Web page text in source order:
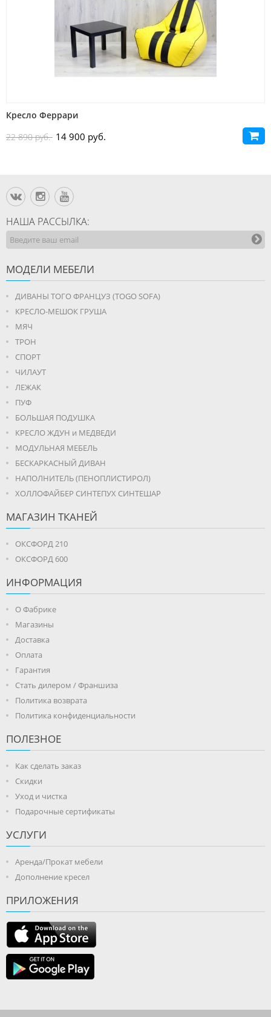
Кресло Феррари
22 890 руб. 14 900 руб.
НАША РАССЫЛКА:
МОДЕЛИ МЕБЕЛИ
ДИВАНЫ ТОГО ФРАНЦУЗ (TOGO SOFA)
КРЕСЛО-МЕШОК ГРУША
МЯЧ
ТРОН
СПОРТ
ЧИЛАУТ
ЛЕЖАК
ПУФ
БОЛЬШАЯ ПОДУШКА
КРЕСЛО ЖДУН и МЕДВЕДИ
МОДУЛЬНАЯ МЕБЕЛЬ
БЕСКАРКАСНЫЙ ДИВАН
НАПОЛНИТЕЛЬ (ПЕНОПЛИСТИРОЛ)
ХОЛЛОФАЙБЕР СИНТЕПУХ СИНТЕШАР
МАГАЗИН ТКАНЕЙ
ОКСФОРД 210
ОКСФОРД 600
ИНФОРМАЦИЯ
О Фабрике
Магазины
Доставка
Оплата
Гарантия
Стать дилером / Франшиза
Политика возврата
Политика конфиденциальности
ПОЛЕЗНОЕ
Как сделать заказ
Скидки
Уход и чистка
Подарочные сертификаты
УСЛУГИ
Аренда/Прокат мебели
Дополнение кресел
ПРИЛОЖЕНИЯ